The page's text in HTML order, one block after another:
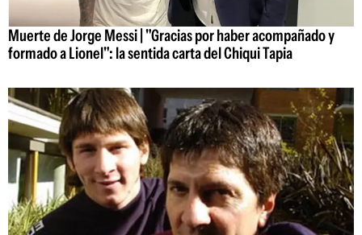
Muerte de Jorge Messi | "Gracias por haber acompañado y
formado a Lionel": la sentida carta del Chiqui Tapia